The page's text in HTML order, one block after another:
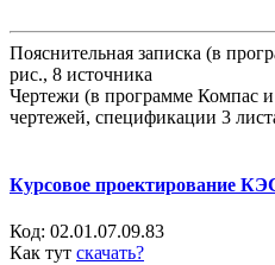
Пояснительная записка (в
рис., 8 источника
Чертежи (в программе Компас
чертежей, спецификации 3
Курсовое проектирование
Код: 02.01.07.09.83
Как тут скачать?